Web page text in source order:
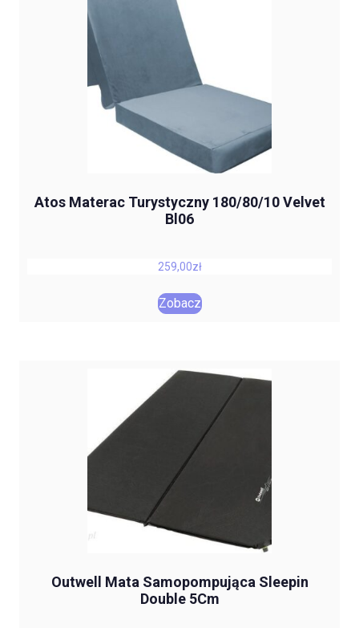
Atos Materac Turystyczny 180/80/10 Velvet
Bl06
259,00zł
Zobacz
Outwell Mata Samopompująca Sleepin
Double 5Cm